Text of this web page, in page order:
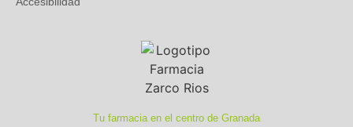
Tu farmacia en el centro de Granada